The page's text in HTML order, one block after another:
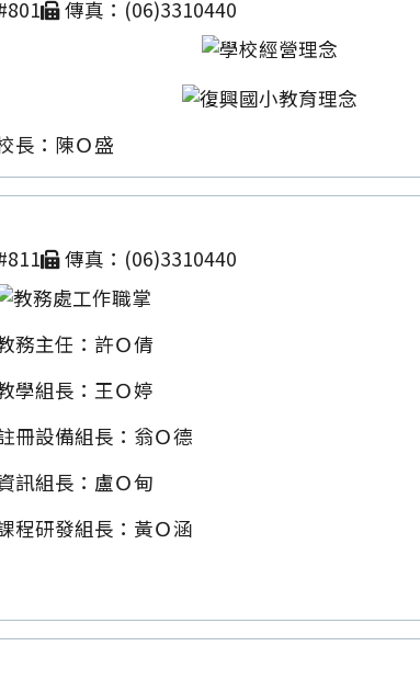
傳真：(06)3310440
長：陳Ｏ盛
傳真：(06)3310440
務主任：許Ｏ倩
學組長：王Ｏ婷
冊設備組長：翁Ｏ德
訊組長：盧Ｏ甸
程研發組長：黃Ｏ涵